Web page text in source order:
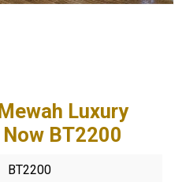
Luxury
BT2200
BT2200